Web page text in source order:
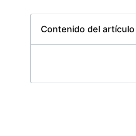
Contenido del artículo